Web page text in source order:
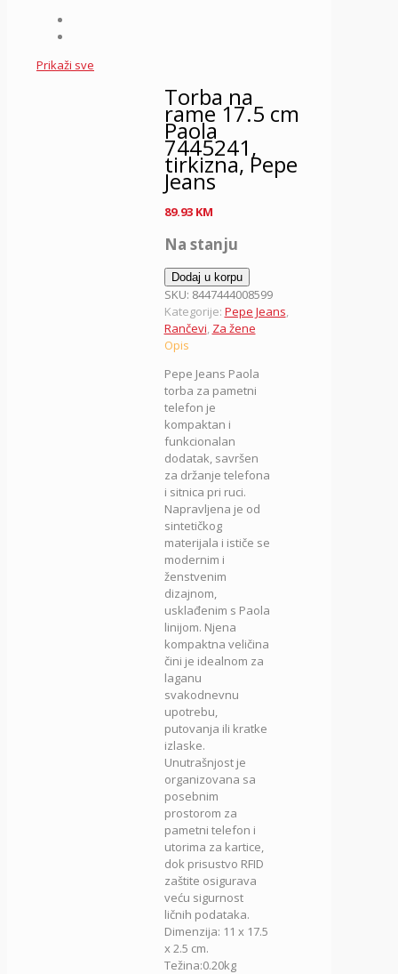
Prikaži sve
Torba na
rame 17.5 cm
Paola
7445241,
tirkizna, Pepe
Jeans
89.93 KM
Na stanju
Torba
na
rame
17.5
cm
7445241,
tirkizna,
Pepe
Jeans
količina
Dodaj u korpu
SKU: 8447444008599
Kategorije: Pepe Jeans,
Rančevi, Za žene
Opis
Pepe Jeans Paola
torba za pametni
telefon je
kompaktan i
funkcionalan
dodatak, savršen
za držanje telefona
i sitnica pri ruci.
Napravljena je od
sintetičkog
materijala i ističe se
modernim i
ženstvenim
dizajnom,
usklađenim s Paola
linijom. Njena
kompaktna veličina
čini je idealnom za
laganu
svakodnevnu
upotrebu,
putovanja ili kratke
izlaske.
Unutrašnjost je
organizovana sa
posebnim
prostorom za
pametni telefon i
utorima za kartice,
dok prisustvo RFID
zaštite osigurava
veću sigurnost
ličnih podataka.
Dimenzija: 11 x 17.5
x 2.5 cm.
Težina:0.20kg